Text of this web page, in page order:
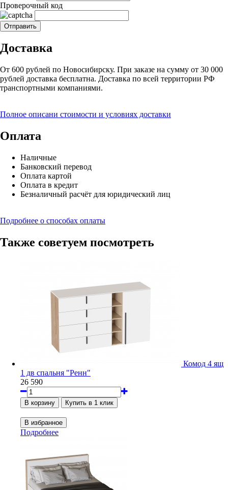
Проверочный код
Доставка
От 600 рублей по Новосибирску. При заказе на сумму от 30 000
рублей доставка бесплатна. Доставка по всей территории РФ
транспортными компаниями.
Полное описани стоимости и условиях доставки
Оплата
Наличные
Банковский перевод
Оплата картой
Оплата в кредит
Безналичный расчёт для юридический лиц
Подробнее о способах оплаты
Также советуем посмотреть
Комод 4 ящ
1 дв спальня "Ренн"
26 590
Подробнее